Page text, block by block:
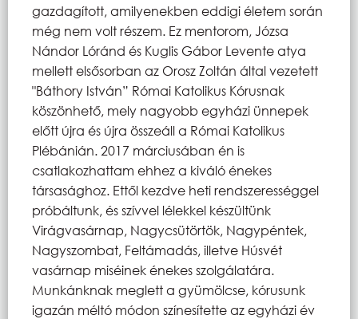
gazdagított, amilyenekben eddigi életem során
még nem volt részem. Ez mentorom, Józsa
Nándor Lóránd és Kuglis Gábor Levente atya
mellett elsősorban az Orosz Zoltán által vezetett
"Báthory István” Római Katolikus Kórusnak
köszönhető, mely nagyobb egyházi ünnepek
előtt újra és újra összeáll a Római Katolikus
Plébánián. 2017 márciusában én is
csatlakozhattam ehhez a kiváló énekes
társasághoz. Ettől kezdve heti rendszerességgel
próbáltunk, és szívvel lélekkel készültünk
Virágvasárnap, Nagycsütörtök, Nagypéntek,
Nagyszombat, Feltámadás, illetve Húsvét
vasárnap miséinek énekes szolgálatára.
Munkánknak meglett a gyümölcse, kórusunk
igazán méltó módon színesítette az egyházi év